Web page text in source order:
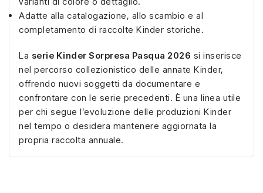
Adatte alla catalogazione, allo scambio e al
completamento di raccolte Kinder storiche.
La serie Kinder Sorpresa Pasqua 2026 si inserisce
nel percorso collezionistico delle annate Kinder,
offrendo nuovi soggetti da documentare e
confrontare con le serie precedenti. È una linea utile
per chi segue l’evoluzione delle produzioni Kinder
nel tempo o desidera mantenere aggiornata la
propria raccolta annuale.